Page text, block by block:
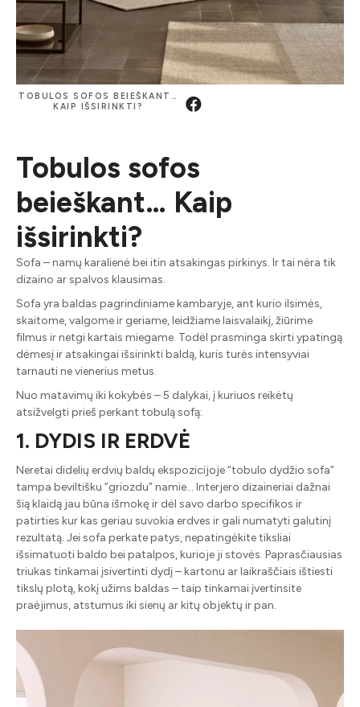
TOBULOS SOFOS BEIEŠKANT…
KAIP IŠSIRINKTI?
Tobulos sofos
beieškant… Kaip
išsirinkti?
Sofa – namų karalienė bei itin atsakingas pirkinys. Ir tai nėra tik
dizaino ar spalvos klausimas.
Sofa yra baldas pagrindiniame kambaryje, ant kurio ilsimės,
skaitome, valgome ir geriame, leidžiame laisvalaikį, žiūrime
filmus ir netgi kartais miegame. Todėl prasminga skirti ypatingą
dėmesį ir atsakingai išsirinkti baldą, kuris turės intensyviai
tarnauti ne vienerius metus.
Nuo matavimų iki kokybės – 5 dalykai, į kuriuos reikėtų
atsižvelgti prieš perkant tobulą sofą:
1. DYDIS IR ERDVĖ
Neretai didelių erdvių baldų ekspozicijoje “tobulo dydžio sofa”
tampa beviltišku “griozdu” namie… Interjero dizaineriai dažnai
šią klaidą jau būna išmokę ir dėl savo darbo specifikos ir
patirties kur kas geriau suvokia erdves ir gali numatyti galutinį
rezultatą. Jei sofa perkate patys, nepatingėkite tiksliai
išsimatuoti baldo bei patalpos, kurioje ji stovės. Paprasčiausias
triukas tinkamai įsivertinti dydį – kartonu ar laikraščiais ištiesti
tikslų plotą, kokį užims baldas – taip tinkamai įvertinsite
praėjimus, atstumus iki sienų ar kitų objektų ir pan.